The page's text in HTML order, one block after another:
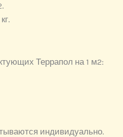
Террапол на 1 м2:
индивидуально.